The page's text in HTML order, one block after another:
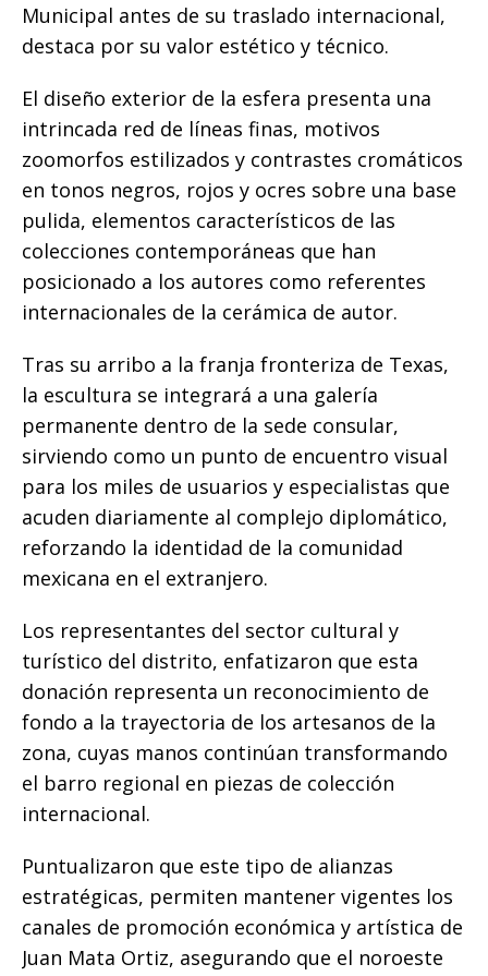
Municipal antes de su traslado internacional,
destaca por su valor estético y técnico.
El diseño exterior de la esfera presenta una
intrincada red de líneas finas, motivos
zoomorfos estilizados y contrastes cromáticos
en tonos negros, rojos y ocres sobre una base
pulida, elementos característicos de las
colecciones contemporáneas que han
posicionado a los autores como referentes
internacionales de la cerámica de autor.
Tras su arribo a la franja fronteriza de Texas,
la escultura se integrará a una galería
permanente dentro de la sede consular,
sirviendo como un punto de encuentro visual
para los miles de usuarios y especialistas que
acuden diariamente al complejo diplomático,
reforzando la identidad de la comunidad
mexicana en el extranjero.
​Los representantes del sector cultural y
turístico del distrito, enfatizaron que esta
donación representa un reconocimiento de
fondo a la trayectoria de los artesanos de la
zona, cuyas manos continúan transformando
el barro regional en piezas de colección
internacional.
Puntualizaron que este tipo de alianzas
estratégicas, permiten mantener vigentes los
canales de promoción económica y artística de
Juan Mata Ortiz, asegurando que el noroeste